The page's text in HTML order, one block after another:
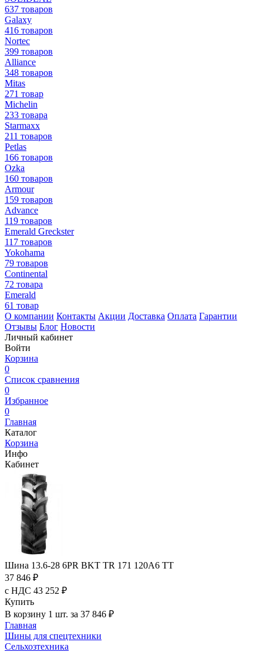
637 товаров
Galaxy
416 товаров
Nortec
399 товаров
Alliance
348 товаров
Mitas
271 товар
Michelin
233 товара
Starmaxx
211 товаров
Petlas
166 товаров
Ozka
160 товаров
Armour
159 товаров
Advance
119 товаров
Emerald Greckster
117 товаров
Yokohama
79 товаров
Continental
72 товара
Emerald
61 товар
О компании Контакты Акции Доставка Оплата Гарантии
Отзывы Блог Новости
Личный кабинет
Войти
Корзина
0
Список сравнения
0
Избранное
0
Главная
Каталог
Корзина
Инфо
Кабинет
Шина 13.6-28 6PR BKT TR 171 120A6 TT
37 846 ₽
с НДС 43 252 ₽
Купить
В корзину 1 шт. за 37 846 ₽
Главная
Шины для спецтехники
Сельхозтехника